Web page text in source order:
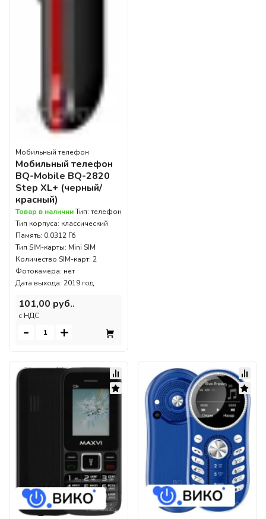
Мобильный телефон
Мобильный телефон
BQ-Mobile BQ-2820
Step XL+ (черный/
красный)
Товар в наличииТип: телефон
Тип корпуса: классический
Память: 0.0312 Гб
Тип SIM-карты: Mini SIM
Количество SIM-карт: 2
Фотокамера: нет
Дата выхода: 2019 год
101,00 руб..
c НДС
- +